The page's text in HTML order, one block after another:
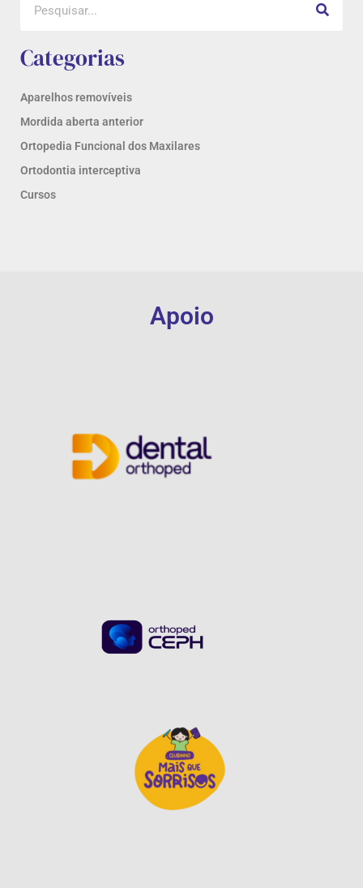
Categorias
Aparelhos removíveis
Mordida aberta anterior
Ortopedia Funcional dos Maxilares
Ortodontia interceptiva
Cursos
Apoio